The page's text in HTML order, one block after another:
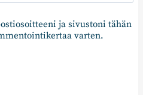
ja sivustoni tähän
varten.